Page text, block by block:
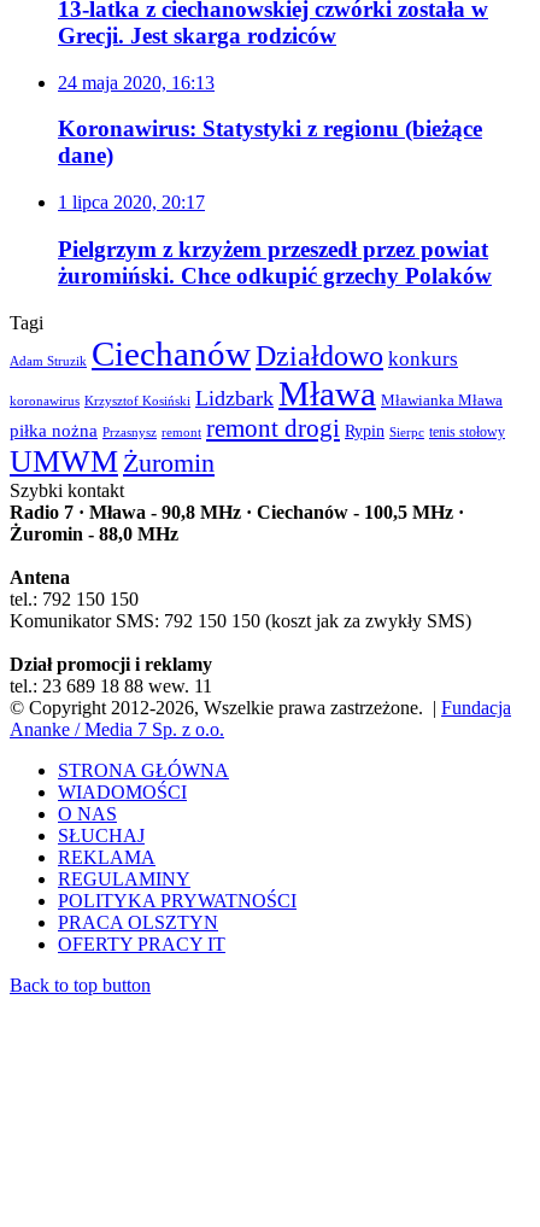
13-latka z ciechanowskiej czwórki została w
Grecji. Jest skarga rodziców
24 maja 2020, 16:13
Koronawirus: Statystyki z regionu (bieżące
dane)
1 lipca 2020, 20:17
Pielgrzym z krzyżem przeszedł przez powiat
żuromiński. Chce odkupić grzechy Polaków
Tagi
Adam Struzik CiechanówDziałdowo konkurs
koronawirus Krzysztof Kosiński Lidzbark Mława Mławianka Mława
piłka nożna Przasnysz remont remont drogi Rypin Sierpc tenis stołowy
UMWM Żuromin
Szybki kontakt
Radio 7 · Mława - 90,8 MHz · Ciechanów - 100,5 MHz ·
Żuromin - 88,0 MHz
Antena
tel.: 792 150 150
Komunikator SMS: 792 150 150 (koszt jak za zwykły SMS)
Dział promocji i reklamy
tel.: 23 689 18 88 wew. 11
© Copyright 2012-2026, Wszelkie prawa zastrzeżone. | Fundacja
Ananke / Media 7 Sp. z o.o.
STRONA GŁÓWNA
WIADOMOŚCI
O NAS
SŁUCHAJ
REKLAMA
REGULAMINY
POLITYKA PRYWATNOŚCI
PRACA OLSZTYN
OFERTY PRACY IT
Back to top button